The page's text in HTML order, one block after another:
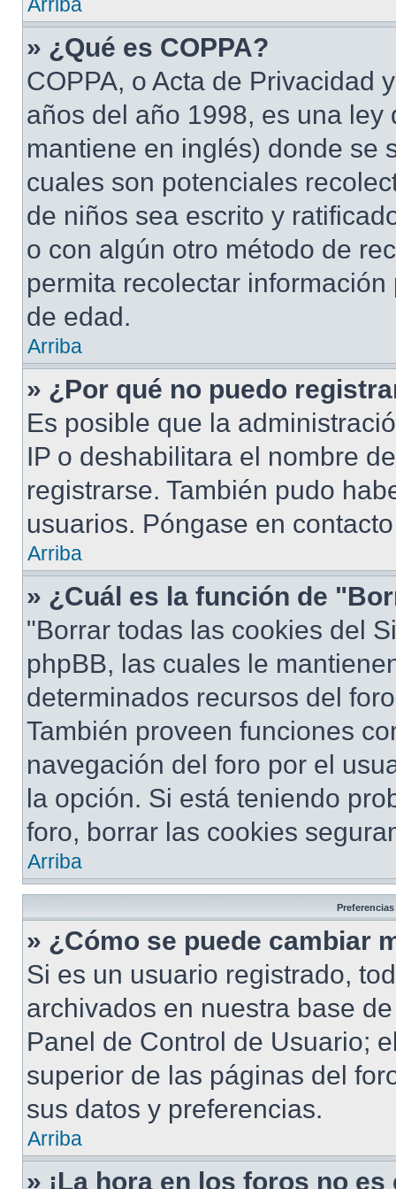
» ¿Qué es COPPA?
COPPA, o Acta de Privacidad
años del año 1998, es una
mantiene en inglés) donde se
cuales son potenciales
de niños sea escrito y
o con algún otro método de
permita recolectar
de edad.
Arriba
» ¿Por qué no puedo
Es posible que la
IP o deshabilitara el nombre
registrarse. También pudo
usuarios. Póngase en
Arriba
» ¿Cuál es la función de
"Borrar todas las cookies del
phpBB, las cuales le
determinados recursos del
También proveen funciones
navegación del foro por el
la opción. Si está teniendo
foro, borrar las cookies
Arriba
» ¿Cómo se puede cambiar
Si es un usuario registrado,
archivados en nuestra base
Panel de Control de Usuario;
superior de las páginas del
sus datos y preferencias.
Arriba
» ¡La hora en los foros no